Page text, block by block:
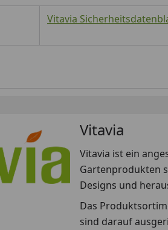
Vitavia
Vitavia
Vitavia ist ein
Gartenprodukten
Designs und
Das
sind darauf